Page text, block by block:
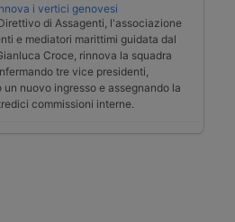
i vertici genovesi
di Assagenti, l'associazione
e mediatori marittimi guidata dal
Croce, rinnova la squadra
tre vice presidenti,
nuovo ingresso e assegnando la
commissioni interne.